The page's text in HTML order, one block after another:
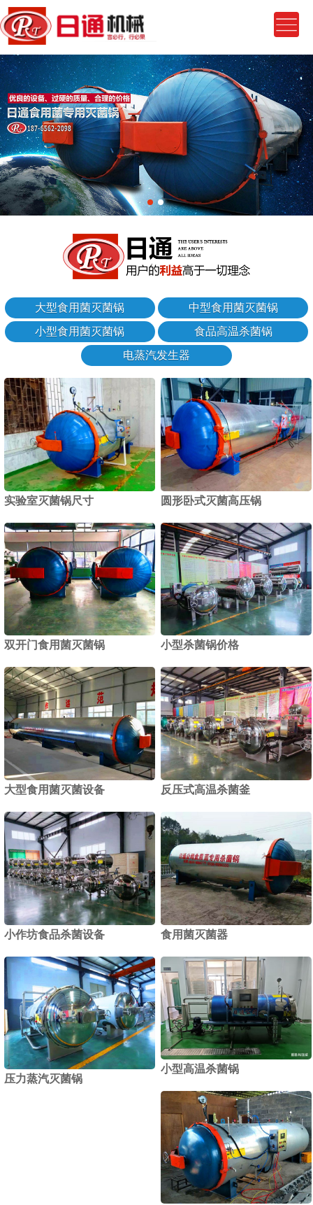
1 2
大型食用菌灭菌锅
中型食用菌灭菌锅
小型食用菌灭菌锅
食品高温杀菌锅
电蒸汽发生器
实验室灭菌锅尺寸 圆形卧式灭菌高压锅
双开门食用菌灭菌锅 小型杀菌锅价格
大型食用菌灭菌设备 反压式高温杀菌釜
小作坊食品杀菌设备 食用菌灭菌器
压力蒸汽灭菌锅
小型高温杀菌锅